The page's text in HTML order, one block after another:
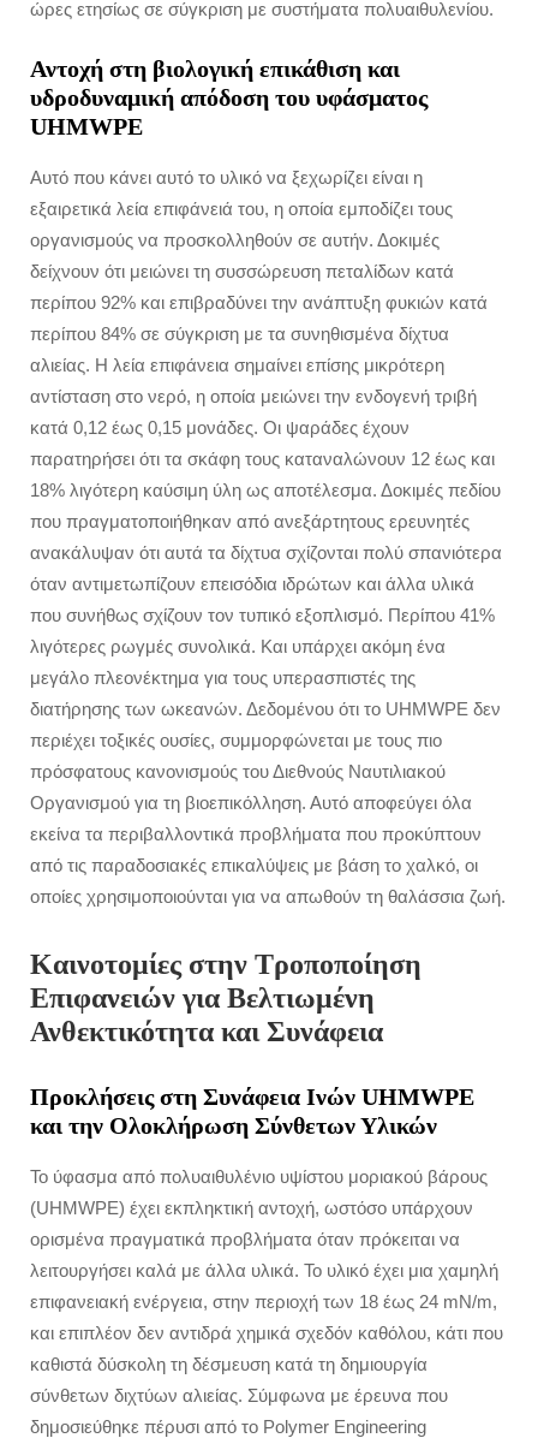
ώρες ετησίως σε σύγκριση με συστήματα πολυαιθυλενίου.
Αντοχή στη βιολογική επικάθιση και
υδροδυναμική απόδοση του υφάσματος
UHMWPE
Αυτό που κάνει αυτό το υλικό να ξεχωρίζει είναι η
εξαιρετικά λεία επιφάνειά του, η οποία εμποδίζει τους
οργανισμούς να προσκολληθούν σε αυτήν. Δοκιμές
δείχνουν ότι μειώνει τη συσσώρευση πεταλίδων κατά
περίπου 92% και επιβραδύνει την ανάπτυξη φυκιών κατά
περίπου 84% σε σύγκριση με τα συνηθισμένα δίχτυα
αλιείας. Η λεία επιφάνεια σημαίνει επίσης μικρότερη
αντίσταση στο νερό, η οποία μειώνει την ενδογενή τριβή
κατά 0,12 έως 0,15 μονάδες. Οι ψαράδες έχουν
παρατηρήσει ότι τα σκάφη τους καταναλώνουν 12 έως και
18% λιγότερη καύσιμη ύλη ως αποτέλεσμα. Δοκιμές πεδίου
που πραγματοποιήθηκαν από ανεξάρτητους ερευνητές
ανακάλυψαν ότι αυτά τα δίχτυα σχίζονται πολύ σπανιότερα
όταν αντιμετωπίζουν επεισόδια ιδρώτων και άλλα υλικά
που συνήθως σχίζουν τον τυπικό εξοπλισμό. Περίπου 41%
λιγότερες ρωγμές συνολικά. Και υπάρχει ακόμη ένα
μεγάλο πλεονέκτημα για τους υπερασπιστές της
διατήρησης των ωκεανών. Δεδομένου ότι το UHMWPE δεν
περιέχει τοξικές ουσίες, συμμορφώνεται με τους πιο
πρόσφατους κανονισμούς του Διεθνούς Ναυτιλιακού
Οργανισμού για τη βιοεπικόλληση. Αυτό αποφεύγει όλα
εκείνα τα περιβαλλοντικά προβλήματα που προκύπτουν
από τις παραδοσιακές επικαλύψεις με βάση το χαλκό, οι
οποίες χρησιμοποιούνται για να απωθούν τη θαλάσσια ζωή.
Καινοτομίες στην Τροποποίηση
Επιφανειών για Βελτιωμένη
Ανθεκτικότητα και Συνάφεια
Προκλήσεις στη Συνάφεια Ινών UHMWPE
και την Ολοκλήρωση Σύνθετων Υλικών
Το ύφασμα από πολυαιθυλένιο υψίστου μοριακού βάρους
(UHMWPE) έχει εκπληκτική αντοχή, ωστόσο υπάρχουν
ορισμένα πραγματικά προβλήματα όταν πρόκειται να
λειτουργήσει καλά με άλλα υλικά. Το υλικό έχει μια χαμηλή
επιφανειακή ενέργεια, στην περιοχή των 18 έως 24 mN/m,
και επιπλέον δεν αντιδρά χημικά σχεδόν καθόλου, κάτι που
καθιστά δύσκολη τη δέσμευση κατά τη δημιουργία
σύνθετων διχτύων αλιείας. Σύμφωνα με έρευνα που
δημοσιεύθηκε πέρυσι από το Polymer Engineering